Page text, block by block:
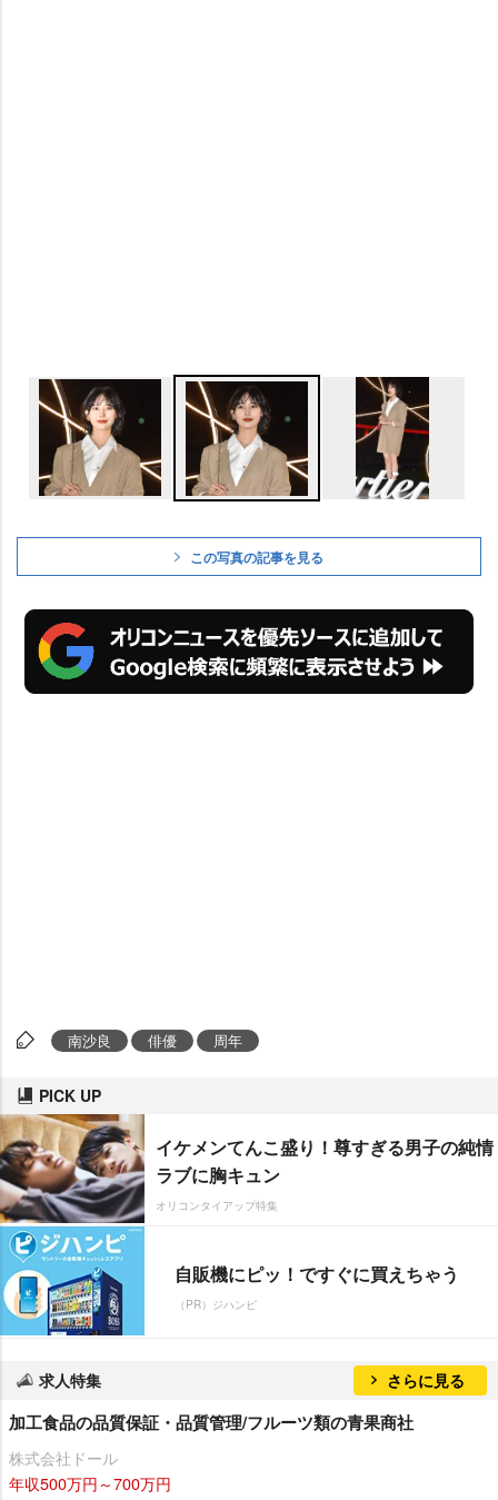
この写真の記事を見る
南沙良 俳優 周年
PICK UP
イケメンてんこ盛り！尊すぎる男子の純情
ラブに胸キュン
オリコンタイアップ特集
自販機にピッ！ですぐに買えちゃう
（PR）ジハンピ
求人特集 さらに見る
加工食品の品質保証・品質管理/フルーツ類の青果商社
株式会社ドール
年収500万円～700万円